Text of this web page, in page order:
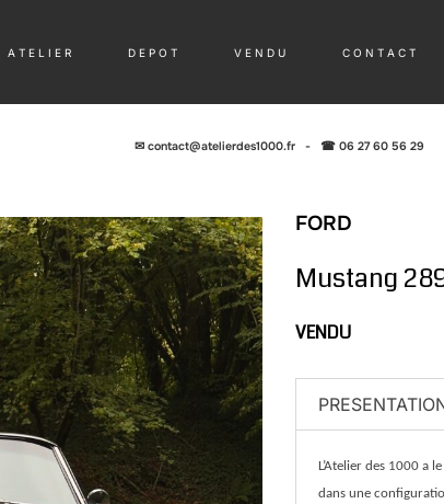
A T E L I E R D E P O T V E N D U C O N T A C T
✉ contact@atelierdes1000.fr- ☎ 06 27 60 56 29
FORD
Mustang
VENDU
L’Atelier des 1000 a
dans une